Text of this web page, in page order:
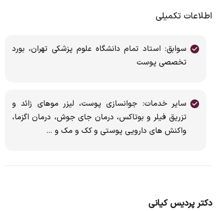
اطلاعات تکمیلی
سوابق: استاد تمام دانشگاه علوم پزشکی تهران، بورد
تخصصی پوست
سایر خدمات: جوانسازی پوست، لیزر موهای زائد و
تزریق فیلر و بوتاکس، درمان جای جوش، درمان اگزما،
واکنش های دارویی پوستی و کک و مک و ...
دکتر پردیس کیانی